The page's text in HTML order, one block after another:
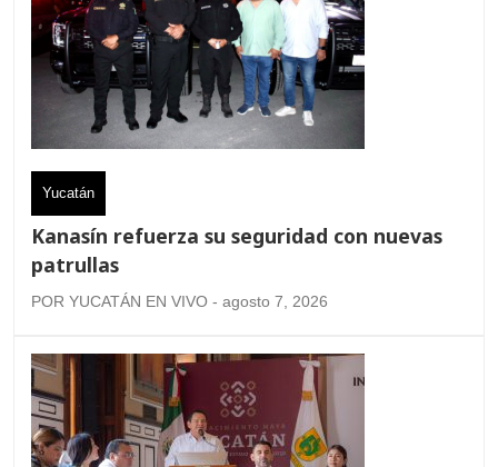
Yucatán
Kanasín refuerza su seguridad con nuevas
patrullas
POR YUCATÁN EN VIVO - agosto 7, 2026